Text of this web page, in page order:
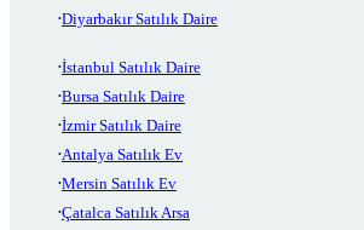
Diyarbakır Satılık Daire
İstanbul Satılık Daire
Bursa Satılık Daire
İzmir Satılık Daire
Antalya Satılık Ev
Mersin Satılık Ev
Çatalca Satılık Arsa